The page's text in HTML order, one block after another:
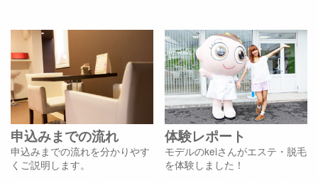
申込みまでの流れ
申込みまでの流れを分かりやす
くご説明します。
体験レポート
モデルのkeiさんがエステ・脱毛
を体験しました！